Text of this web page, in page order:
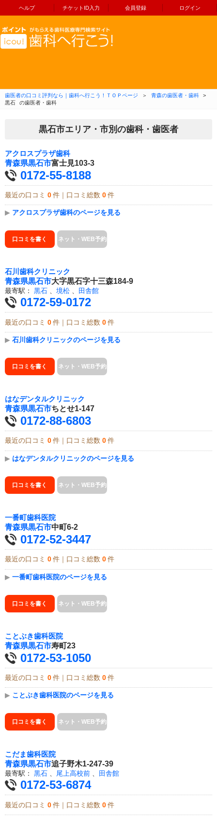
ヘルプ チケットID入力 会員登録 ログイン
コンテンツへ移動
歯医者の口コミ評判なら｜歯科へ行こう！ＴＯＰページ ＞ 青森の歯医者・歯科
>
黒石
の歯医者・歯科
黒石市エリア・市別の歯科・歯医者
アクロスプラザ歯科
青森県黒石市富士見103-3
0172-55-8188
最近の口コミ 0 件｜口コミ総数 0 件
▶ アクロスプラザ歯科のページを見る
口コミを書く ネット・WEB予約
石川歯科クリニック
青森県黒石市大字黒石字十三森184-9
最寄駅： 黒石 、 境松 、 田舎館
0172-59-0172
最近の口コミ 0 件｜口コミ総数 0 件
▶ 石川歯科クリニックのページを見る
口コミを書く ネット・WEB予約
はなデンタルクリニック
青森県黒石市ちとせ1-147
0172-88-6803
最近の口コミ 0 件｜口コミ総数 0 件
▶ はなデンタルクリニックのページを見る
口コミを書く ネット・WEB予約
一番町歯科医院
青森県黒石市中町6-2
0172-52-3447
最近の口コミ 0 件｜口コミ総数 0 件
▶ 一番町歯科医院のページを見る
口コミを書く ネット・WEB予約
ことぶき歯科医院
青森県黒石市寿町23
0172-53-1050
最近の口コミ 0 件｜口コミ総数 0 件
▶ ことぶき歯科医院のページを見る
口コミを書く ネット・WEB予約
こだま歯科医院
青森県黒石市追子野木1-247-39
最寄駅： 黒石 、 尾上高校前 、 田舎館
0172-53-6874
最近の口コミ 0 件｜口コミ総数 0 件